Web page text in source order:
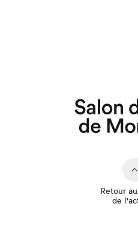
Retour
de